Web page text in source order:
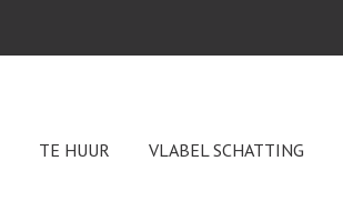
TE HUUR VLABEL SCHATTING